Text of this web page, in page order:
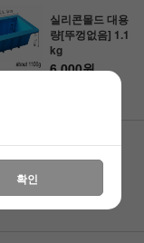
실리콘몰드 대용
량[뚜껑없음] 1.1
kg
6,000원
원형케익1.3kg
실리콘몰드
350원 적립
확인